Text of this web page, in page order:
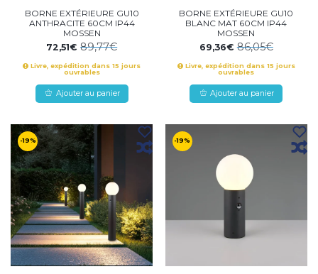
BORNE EXTÉRIEURE GU10
ANTHRACITE 60CM IP44
MOSSEN
72,51€89,77€
Livre, expédition dans 15 jours
ouvrables
Ajouter au panier
BORNE EXTÉRIEURE GU10
BLANC MAT 60CM IP44
MOSSEN
69,36€86,05€
Livre, expédition dans 15 jours
ouvrables
Ajouter au panier
-19% -19%